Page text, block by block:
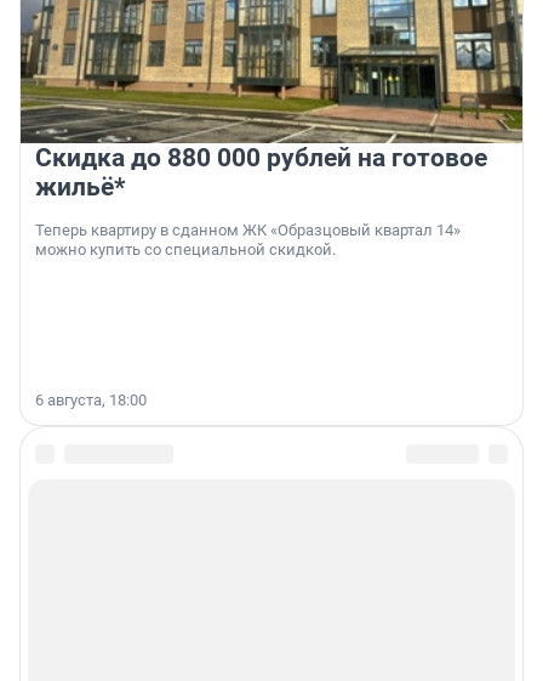
Скидка до 880 000 рублей на готовое
жильё*
Теперь квартиру в сданном ЖК «Образцовый квартал 14»
можно купить со специальной скидкой.
6 августа, 18:00